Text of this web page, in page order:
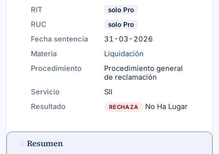
RIT
solo Pro
RUC solo Pro
Fecha sentencia
31-03-2026
Materia
Liquidación
Procedimiento
Procedimiento general
de reclamación
Servicio
SII
Resultado
RECHAZA No Ha Lugar
Resumen